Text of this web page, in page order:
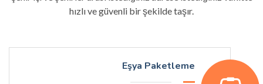
hızlı ve güvenli bir şekilde taşır.
Eşya Paketleme